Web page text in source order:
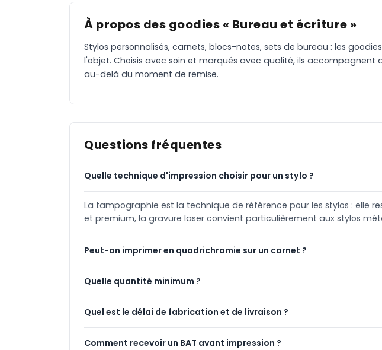
À propos des goodies « Bureau et écriture »
Stylos personnalisés, carnets, blocs-notes, sets de bureau : les
l'objet. Choisis avec soin et marqués avec qualité, ils
au-delà du moment de remise.
Questions fréquentes
Quelle technique d'impression choisir pour un stylo ?
La tampographie est la technique de référence pour les stylos : elle
et premium, la gravure laser convient particulièrement aux stylos
Peut-on imprimer en quadrichromie sur un carnet ?
Quelle quantité minimum ?
Quel est le délai de fabrication et de livraison ?
Comment recevoir un BAT avant impression ?